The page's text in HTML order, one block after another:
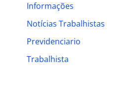
o
r
:
Informações
Notícias Trabalhistas
Previdenciario
Trabalhista